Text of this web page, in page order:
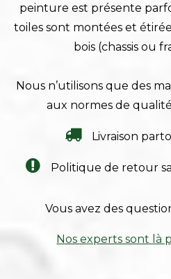
peinture est présente
toiles sont montées et
bois (chassis ou
Nous n’utilisons que des
aux normes de
Livraison
Politique de retour
Vous avez des
Nos experts sont là